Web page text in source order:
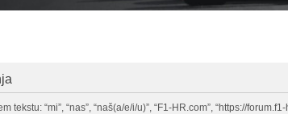
tekstu: “mi”, “nas”, “naš(a/e/i/u)”, “F1-HR.com”, “https://